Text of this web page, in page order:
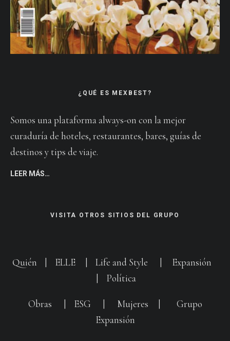
¿QUÉ ES MEXBEST?
Somos una plataforma always-on con la mejor
curaduría de hoteles, restaurantes, bares, guías de
destinos y tips de viaje.
LEER MÁS…
VISITA OTROS SITIOS DEL GRUPO
Quién ELLE Life and Style
Expansión
Política
Obras ESG Mujeres
Grupo
Expansión